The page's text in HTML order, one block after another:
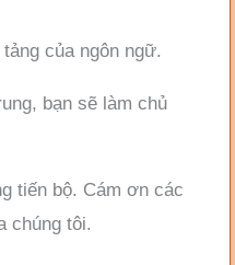
của ngôn ngữ.
bạn sẽ làm chủ
tiến bộ. Cám ơn các
chúng tôi.